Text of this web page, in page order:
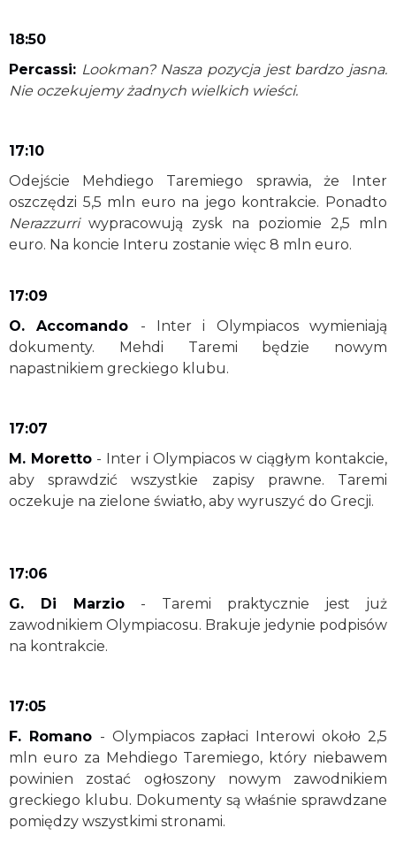
18:50
Percassi: Lookman? Nasza pozycja jest bardzo jasna.
Nie oczekujemy żadnych wielkich wieści.
17:10
Odejście Mehdiego Taremiego sprawia, że Inter
oszczędzi 5,5 mln euro na jego kontrakcie. Ponadto
Nerazzurriwypracowują zysk na poziomie 2,5 mln
euro. Na koncie Interu zostanie więc 8 mln euro.
17:09
O. Accomando - Inter i Olympiacos wymieniają
dokumenty. Mehdi Taremi będzie nowym
napastnikiem greckiego klubu.
17:07
M. Moretto - Inter i Olympiacos w ciągłym kontakcie,
aby sprawdzić wszystkie zapisy prawne. Taremi
oczekuje na zielone światło, aby wyruszyć do Grecji.
17:06
G. Di Marzio - Taremi praktycznie jest już
zawodnikiem Olympiacosu. Brakuje jedynie podpisów
na kontrakcie.
17:05
F. Romano - Olympiacos zapłaci Interowi około 2,5
mln euro za Mehdiego Taremiego, który niebawem
powinien zostać ogłoszony nowym zawodnikiem
greckiego klubu. Dokumenty są właśnie sprawdzane
pomiędzy wszystkimi stronami.